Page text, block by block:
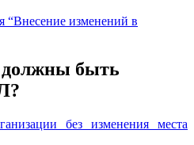
“Внесение изменений в
должны быть
без изменения места